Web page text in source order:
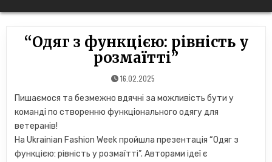
“Одяг з функцією: рівність у
розмаїтті”
16.02.2025
Пишаємося та безмежно вдячні за можливість бути у
команді по створенню функціонального одягу для
ветеранів!
На Ukrainian Fashion Week пройшла презентація “Одяг з
функцією: рівність у розмаїтті”. Авторами ідеї є